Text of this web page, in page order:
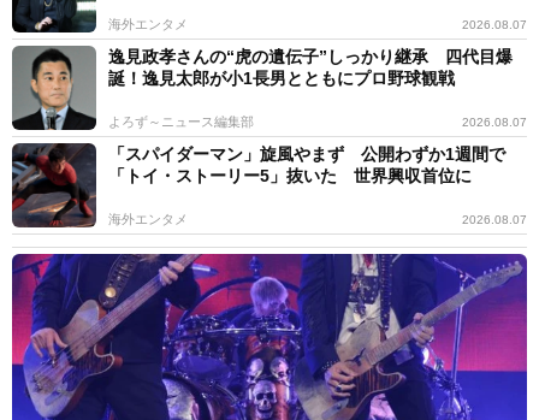
海外エンタメ 2026.08.07
逸見政孝さんの“虎の遺伝子”しっかり継承 四代目爆
誕！逸見太郎が小1長男とともにプロ野球観戦
よろず～ニュース編集部 2026.08.07
「スパイダーマン」旋風やまず 公開わずか1週間で
「トイ・ストーリー5」抜いた 世界興収首位に
海外エンタメ 2026.08.07